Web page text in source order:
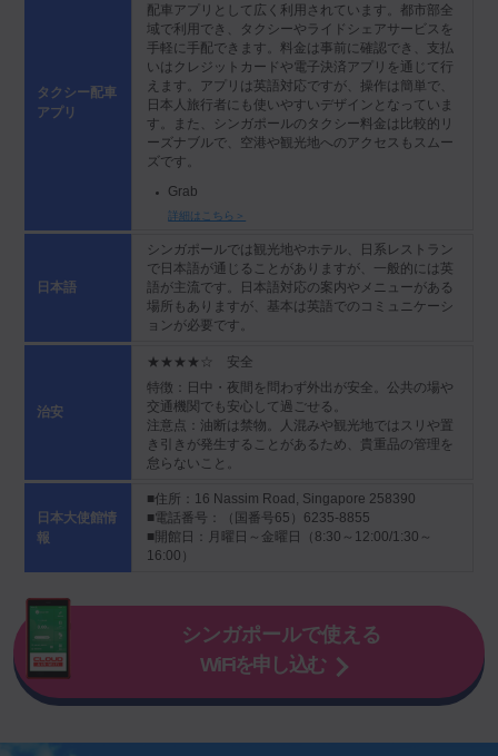
タクシー配車
アプリ
配車アプリとして広く利用されています。都市部全
域で利用でき、タクシーやライドシェアサービスを
手軽に手配できます。料金は事前に確認でき、支払
いはクレジットカードや電子決済アプリを通じて行
えます。アプリは英語対応ですが、操作は簡単で、
日本人旅行者にも使いやすいデザインとなっていま
す。また、シンガポールのタクシー料金は比較的リ
ーズナブルで、空港や観光地へのアクセスもスムー
ズです。
Grab
詳細はこちら＞
日本語
シンガポールでは観光地やホテル、日系レストラン
で日本語が通じることがありますが、一般的には英
語が主流です。日本語対応の案内やメニューがある
場所もありますが、基本は英語でのコミュニケーシ
ョンが必要です。
治安
★★★★☆ 安全
特徴：日中・夜間を問わず外出が安全。公共の場や
交通機関でも安心して過ごせる。
注意点：油断は禁物。人混みや観光地ではスリや置
き引きが発生することがあるため、貴重品の管理を
怠らないこと。
日本大使館情
報
■住所：16 Nassim Road, Singapore 258390
■電話番号：（国番号65）6235-8855
■開館日：月曜日～金曜日（8:30～12:00/1:30～
16:00）
シンガポールで使える
WiFiを申し込む